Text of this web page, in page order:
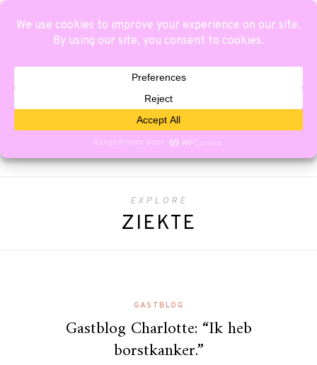
EXPLORE
ZIEKTE
GASTBLOG
Gastblog Charlotte: “Ik heb
borstkanker.”